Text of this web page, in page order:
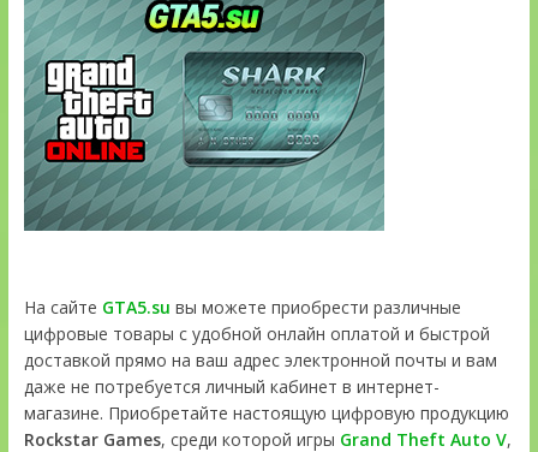
На сайте GTA5.su вы можете приобрести различные
цифровые товары с удобной онлайн оплатой и быстрой
доставкой прямо на ваш адрес электронной почты и вам
даже не потребуется личный кабинет в интернет-
магазине. Приобретайте настоящую цифровую продукцию
Rockstar Games, среди которой игры Grand Theft Auto V,